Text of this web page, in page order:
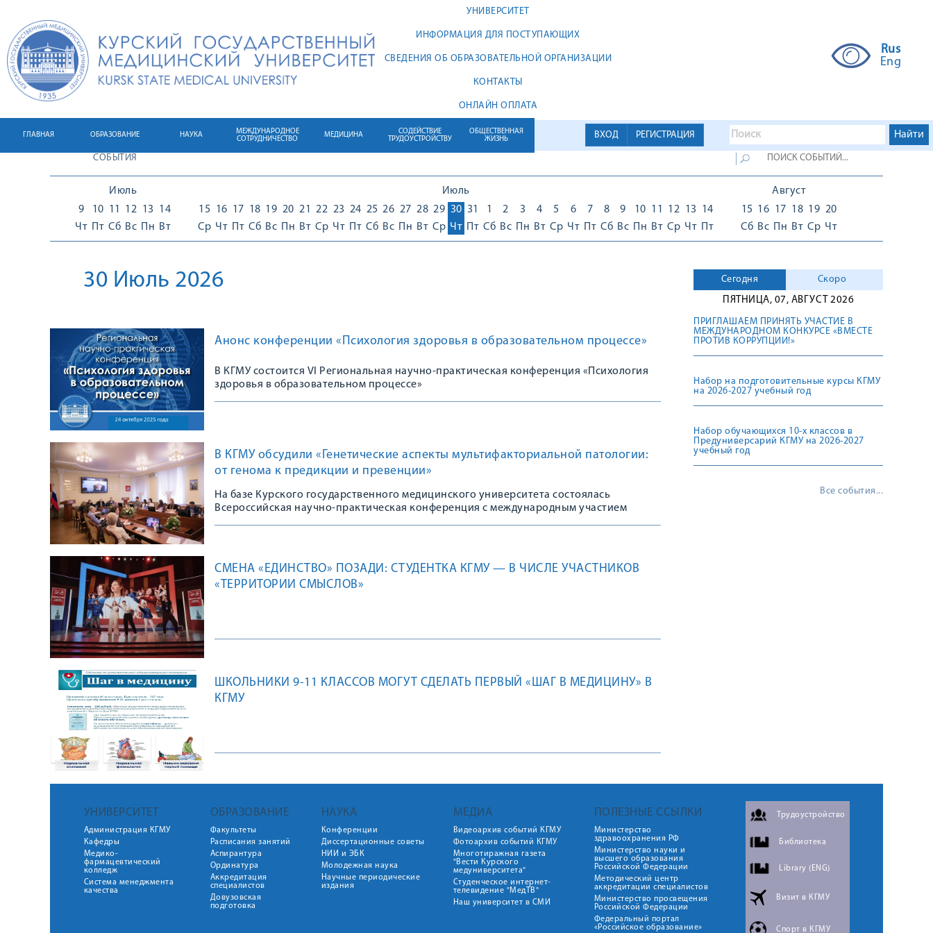
УНИВЕРСИТЕТ
ИНФОРМАЦИЯ ДЛЯ ПОСТУПАЮЩИХ
СВЕДЕНИЯ ОБ ОБРАЗОВАТЕЛЬНОЙ ОРГАНИЗАЦИИ
КОНТАКТЫ
ОНЛАЙН ОПЛАТА
Rus
Eng
ВХОД РЕГИСТРАЦИЯ
ГЛАВНАЯ ОБРАЗОВАНИЕ НАУКА
МЕЖДУНАРОДНОЕ
СОТРУДНИЧЕСТВО
МЕДИЦИНА
СОДЕЙСТВИЕ
ТРУДОУСТРОЙСТВУ
ОБЩЕСТВЕННАЯ
ЖИЗНЬ
СОБЫТИЯ
Июль
9
Чт
10
Пт
11
Сб
12
Вс
13
Пн
14
Вт
Июль
15
Ср
16
Чт
17
Пт
18
Сб
19
Вс
20
Пн
21
Вт
22
Ср
23
Чт
24
Пт
25
Сб
26
Вс
27
Пн
28
Вт
29
Ср
30
Чт
31
Пт
1
Сб
2
Вс
3
Пн
4
Вт
5
Ср
6
Чт
7
Пт
8
Сб
9
Вс
10
Пн
11
Вт
12
Ср
13
Чт
14
Пт
Август
15
Сб
16
Вс
17
Пн
18
Вт
19
Ср
20
Чт
30 Июль 2026
Анонс конференции «Психология здоровья в образовательном процессе»
В КГМУ состоится VI Региональная научно-практическая конференция «Психология
здоровья в образовательном процессе»
В КГМУ обсудили «Генетические аспекты мультифакториальной патологии:
от генома к предикции и превенции»
На базе Курского государственного медицинского университета состоялась
Всероссийская научно-практическая конференция с международным участием
СМЕНА «ЕДИНСТВО» ПОЗАДИ: СТУДЕНТКА КГМУ — В ЧИСЛЕ УЧАСТНИКОВ
«ТЕРРИТОРИИ СМЫСЛОВ»
ШКОЛЬНИКИ 9-11 КЛАССОВ МОГУТ СДЕЛАТЬ ПЕРВЫЙ «ШАГ В МЕДИЦИНУ» В
КГМУ
Сегодня
Скоро
ПЯТНИЦА, 07, АВГУСТ 2026
ПРИГЛАШАЕМ ПРИНЯТЬ УЧАСТИЕ В
МЕЖДУНАРОДНОМ КОНКУРСЕ «ВМЕСТЕ
ПРОТИВ КОРРУПЦИИ!»
Набор на подготовительные курсы КГМУ
на 2026-2027 учебный год
Набор обучающихся 10-х классов в
Предуниверсарий КГМУ на 2026-2027
учебный год
Все события...
УНИВЕРСИТЕТ
Администрация КГМУ
Кафедры
Медико-
фармацевтический
колледж
Система менеджмента
качества
ОБРАЗОВАНИЕ
Факультеты
Расписания занятий
Аспирантура
Ординатура
Аккредитация
специалистов
Довузовская
подготовка
НАУКА
Конференции
Диссертационные советы
НИИ и ЭБК
Молодежная наука
Научные периодические
издания
МЕДИА
Видеоархив событий КГМУ
Фотоархив событий КГМУ
Многотиражная газета
"Вести Курского
медуниверситета"
Студенческое интернет-
телевидение "МедТВ"
Наш университет в СМИ
ПОЛЕЗНЫЕ ССЫЛКИ
Министерство
здравоохранения РФ
Министерство науки и
высшего образования
Российской Федерации
Методический центр
аккредитации специалистов
Министерство просвещения
Российской Федерации
Федеральный портал
«Российское образование»
Трудоустройство
Библиотека
Library (ENG)
Визит в КГМУ
Спорт в КГМУ